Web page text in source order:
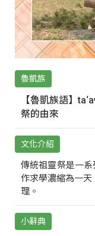
魯凱族
【魯凱族語】
祭的由來
文化介紹
傳統祖靈祭是一
作求學濃縮為一天
理。
小辭典